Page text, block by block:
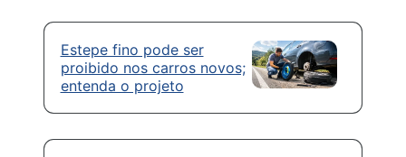
Estepe fino pode ser
proibido nos carros novos;
entenda o projeto